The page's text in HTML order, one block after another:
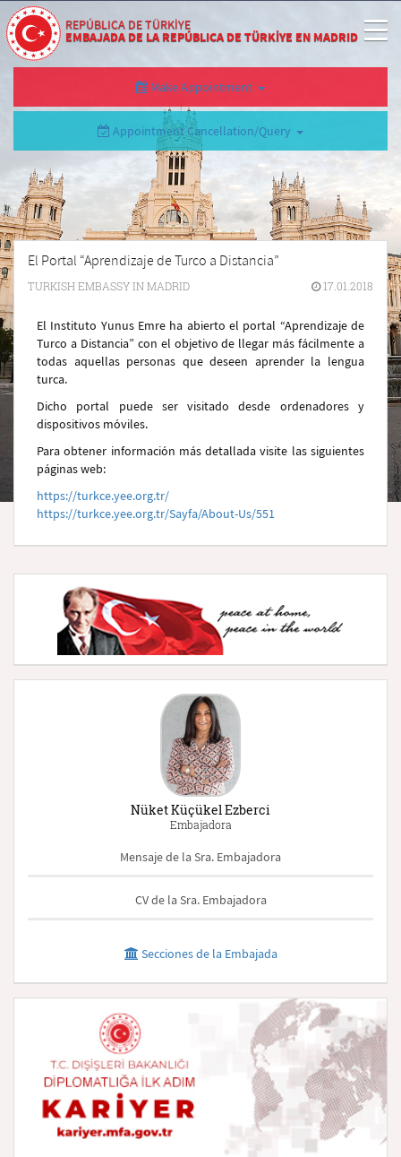
REPÚBLICA DE TÜRKİYE
EMBAJADA DE LA REPÚBLICA DE TÜRKİYE EN MADRID
Make Appointment
Appointment Cancellation/Query
El Portal “Aprendizaje de Turco a Distancia”
TURKISH EMBASSY IN MADRID 17.01.2018
El Instituto Yunus Emre ha abierto el portal “Aprendizaje de
Turco a Distancia” con el objetivo de llegar más fácilmente a
todas aquellas personas que deseen aprender la lengua
turca.
Dicho portal puede ser visitado desde ordenadores y
dispositivos móviles.
Para obtener información más detallada visite las siguientes
páginas web:
https://turkce.yee.org.tr/
https://turkce.yee.org.tr/Sayfa/About-Us/551
Nüket Küçükel Ezberci
Embajadora
Mensaje de la Sra. Embajadora
CV de la Sra. Embajadora
Secciones de la Embajada